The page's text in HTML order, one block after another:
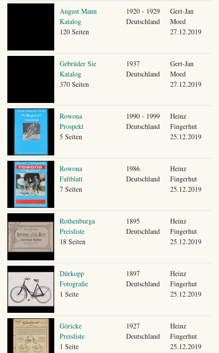
August Mann
Katalog
120 Seiten
1920 - 1929
Deutschland
Gert-Jan
Moed
27.12.2019
Gebrüder Sie
Katalog
370 Seiten
1937
Deutschland
Gert-Jan
Moed
27.12.2019
Rowona
Prospekt
5 Seiten
1990 - 1999
Deutschland
Heinz
Fingerhut
25.12.2019
Rowona
Faltblatt
7 Seiten
1986
Deutschland
Heinz
Fingerhut
25.12.2019
Rothenburga
Preisliste
18 Seiten
1895
Deutschland
Heinz
Fingerhut
25.12.2019
Dürkopp
Fotografie
1 Seite
1897
Deutschland
Heinz
Fingerhut
25.12.2019
Göricke
Preisliste
1 Seite
1927
Deutschland
Heinz
Fingerhut
25.12.2019